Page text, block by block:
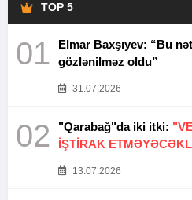
TOP 5
01
Elmar Baxşıyev: “Bu
gözlənilməz oldu”
31.07.2026
02 "Qarabağ"da iki itki:
İŞTİRAK
13.07.2026